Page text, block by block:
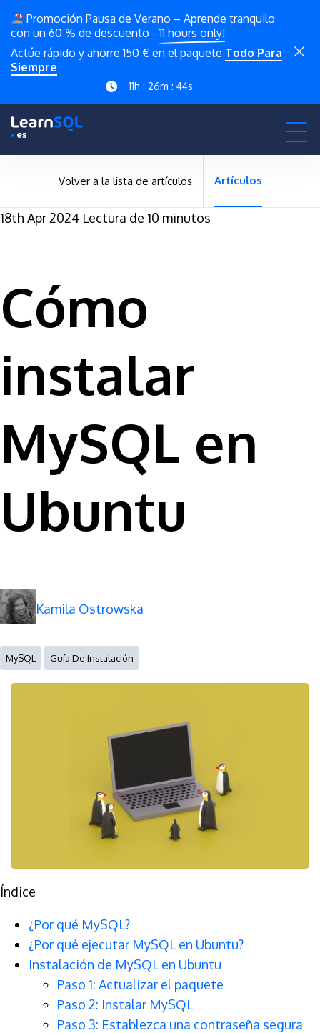
Promoción Pausa de Verano – Aprende tranquilo
con un 60 % de descuento -11 hours only!
Actúe rápido y ahorre 150 € en el paquete Todo Para
Siempre
11h : 26m : 43s
Volver a la lista de artículos Artículos
18th Apr 2024 Lectura de 10 minutos
Cómo
instalar
MySQL en
Ubuntu
Kamila Ostrowska
MySQL Guía De Instalación
Índice
¿Por qué MySQL?
¿Por qué ejecutar MySQL en Ubuntu?
Instalación de MySQL en Ubuntu
Paso 1: Actualizar el paquete
Paso 2: Instalar MySQL
Paso 3: Establezca una contraseña segura